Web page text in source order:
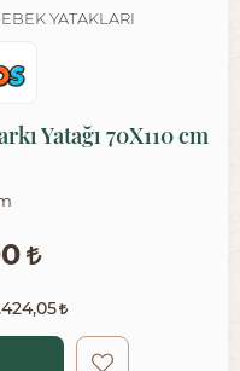
YATAKLARI
Yatağı 70X110 cm